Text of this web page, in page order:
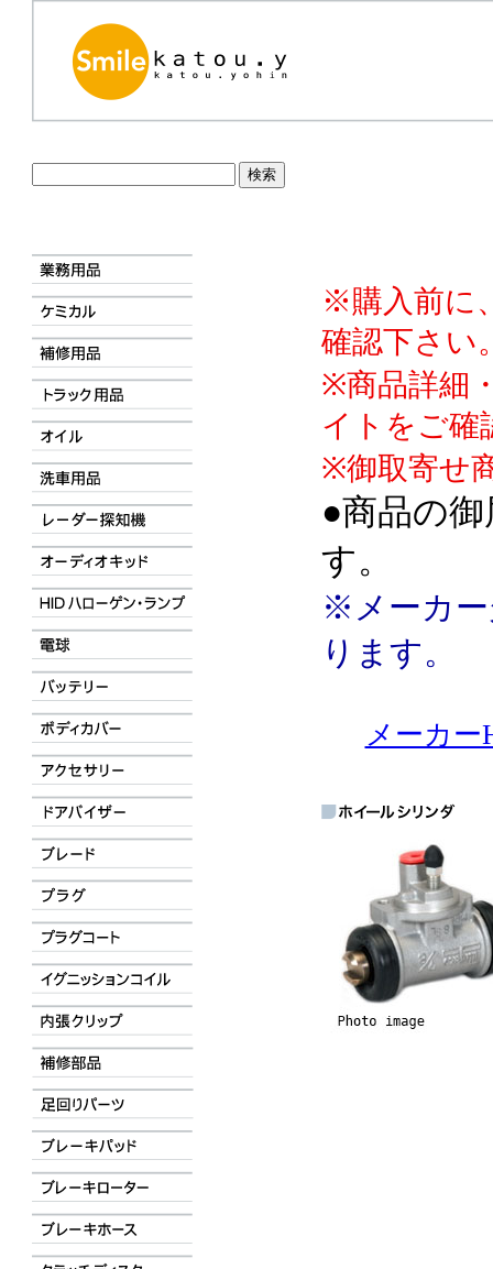
※購入前に
確認下さい
※商品詳細
イトをご確
※御取寄せ
●商品の
す。
※メーカー
ります。
メーカー